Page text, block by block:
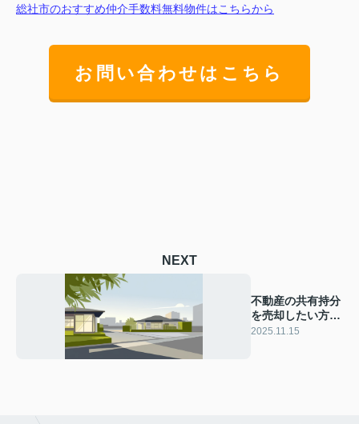
総社市のおすすめ仲介手数料無料物件はこちらから
お問い合わせはこちら
NEXT
不動産の共有持分
を売却したい方
へ！方法や手順の
2025.11.15